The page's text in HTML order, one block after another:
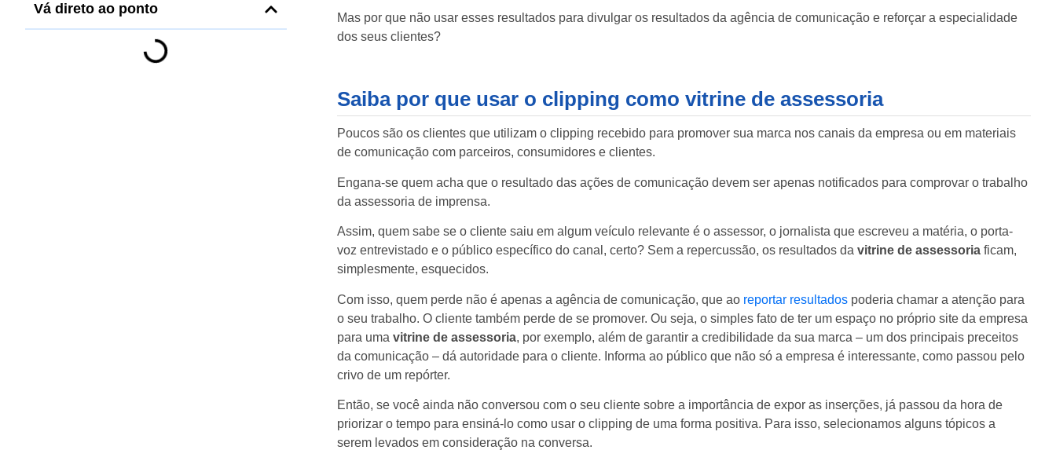
Vá direto ao ponto
Mas por que não usar esses resultados para divulgar os resultados da agência de comunicação e reforçar a especialidade
dos seus clientes?
Saiba por que usar o clipping como vitrine de assessoria
Poucos são os clientes que utilizam o clipping recebido para promover sua marca nos canais da empresa ou em materiais
de comunicação com parceiros, consumidores e clientes.
Engana-se quem acha que o resultado das ações de comunicação devem ser apenas notificados para comprovar o trabalho
da assessoria de imprensa.
Assim, quem sabe se o cliente saiu em algum veículo relevante é o assessor, o jornalista que escreveu a matéria, o porta-
voz entrevistado e o público específico do canal, certo? Sem a repercussão, os resultados da vitrine de assessoriaficam,
simplesmente, esquecidos.
Com isso, quem perde não é apenas a agência de comunicação, que ao reportar resultadospoderia chamar a atenção para
o seu trabalho. O cliente também perde de se promover. Ou seja, o simples fato de ter um espaço no próprio site da empresa
para uma vitrine de assessoria, por exemplo, além de garantir a credibilidade da sua marca – um dos principais preceitos
da comunicação – dá autoridade para o cliente. Informa ao público que não só a empresa é interessante, como passou pelo
crivo de um repórter.
Então, se você ainda não conversou com o seu cliente sobre a importância de expor as inserções, já passou da hora de
priorizar o tempo para ensiná-lo como usar o clipping de uma forma positiva. Para isso, selecionamos alguns tópicos a
serem levados em consideração na conversa.